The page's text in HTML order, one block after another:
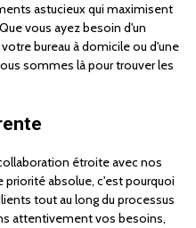
astucieux qui maximisent
vous ayez besoin d'un
bureau à domicile ou d'une
sommes là pour trouver les
étroite avec nos
absolue, c'est pourquoi
tout au long du processus
attentivement vos besoins,